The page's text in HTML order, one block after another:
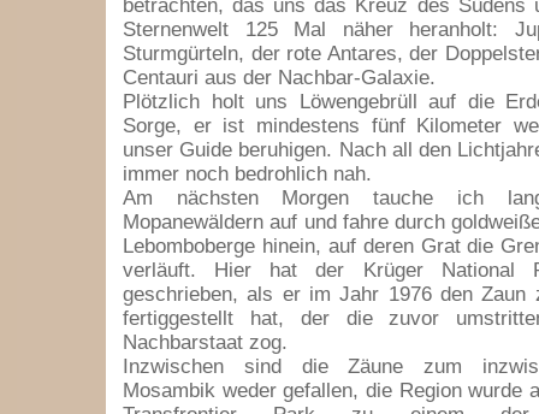
betrachten, das uns das Kreuz des Südens
Sternenwelt 125 Mal näher heranholt:
Sturmgürteln, der rote Antares, der
Centauri aus der Nachbar-Galaxie.
Plötzlich holt uns Löwengebrüll auf die
Sorge, er ist mindestens fünf Kilometer
unser Guide beruhigen. Nach all den
immer noch bedrohlich nah.
Am nächsten Morgen tauche ich
Mopanewäldern auf und fahre durch
Lebomboberge hinein, auf deren Grat die
verläuft. Hier hat der Krüger National
geschrieben, als er im Jahr 1976 den Zaun
fertiggestellt hat, der die zuvor
Nachbarstaat zog.
Inzwischen sind die Zäune zum
Mosambik weder gefallen, die Region wurde